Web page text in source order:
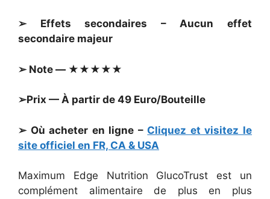
➢ Effets secondaires – Aucun effet
secondaire majeur
➢ Note — ★★★★★
➢Prix — À partir de 49 Euro/Bouteille
➢ Où acheter en ligne – Cliquez et visitez le
site officiel en FR, CA & USA
Maximum Edge Nutrition GlucoTrust est un
complément alimentaire de plus en plus